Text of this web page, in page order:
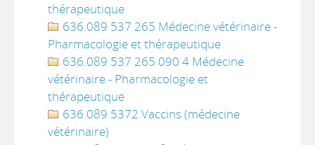
thérapeutique
636.089 537 265 Médecine vétérinaire -
Pharmacologie et thérapeutique
636.089 537 265 090 4 Médecine
vétérinaire - Pharmacologie et
thérapeutique
636.089 5372 Vaccins (médecine
vétérinaire)